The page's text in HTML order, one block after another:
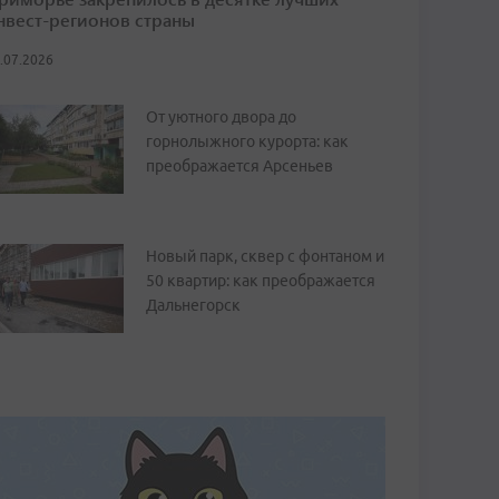
регионов страны
От уютного двора до
горнолыжного курорта: как
преображается Арсеньев
Новый парк, сквер с фонтаном и
50 квартир: как преображается
Дальнегорск